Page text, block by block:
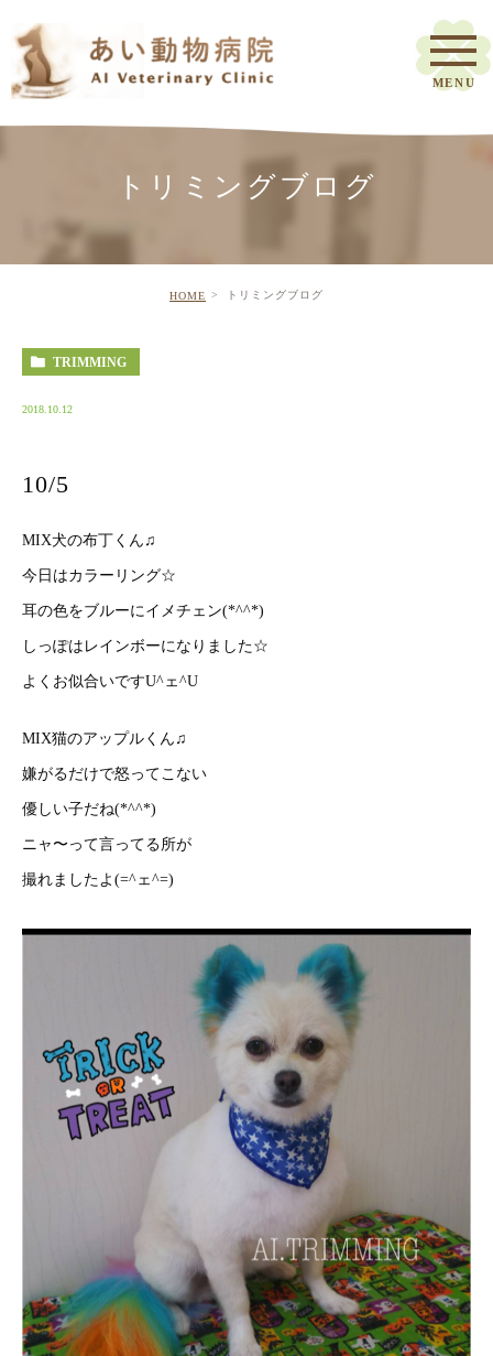
トリミングブログ
HOME トリミングブログ
TRIMMING
2018.10.12
10/5
MIX犬の布丁くん♫
今日はカラーリング☆
耳の色をブルーにイメチェン(*^^*)
しっぽはレインボーになりました☆
よくお似合いですU^ェ^U
MIX猫のアップルくん♫
嫌がるだけで怒ってこない
優しい子だね(*^^*)
ニャ〜って言ってる所が
撮れましたよ(=^ェ^=)